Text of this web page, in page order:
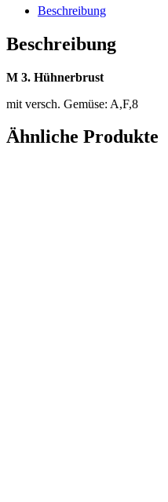
Beschreibung
Beschreibung
M 3. Hühnerbrust
mit versch. Gemüse: A,F,8
Ähnliche Produkte